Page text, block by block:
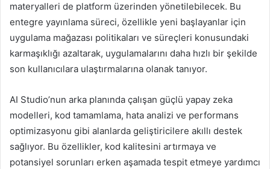
materyalleri de platform üzerinden yönetilebilecek. Bu
entegre yayınlama süreci, özellikle yeni başlayanlar için
uygulama mağazası politikaları ve süreçleri konusundaki
karmaşıklığı azaltarak, uygulamalarını daha hızlı bir şekilde
son kullanıcılara ulaştırmalarına olanak tanıyor.
AI Studio’nun arka planında çalışan güçlü yapay zeka
modelleri, kod tamamlama, hata analizi ve performans
optimizasyonu gibi alanlarda geliştiricilere akıllı destek
sağlıyor. Bu özellikler, kod kalitesini artırmaya ve
potansiyel sorunları erken aşamada tespit etmeye yardımcı